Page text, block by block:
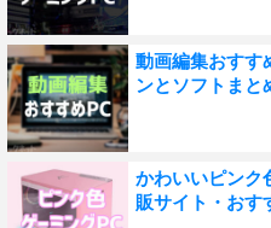
動画編集おすす
ンとソフトまと
かわいいピンク
販サイト・おす